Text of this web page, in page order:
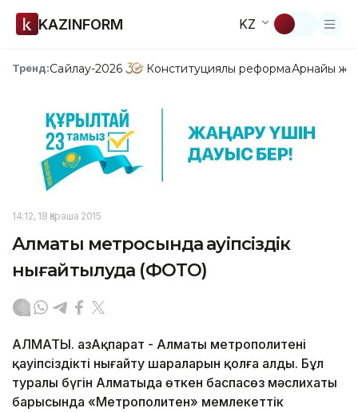
KAZINFORM KZ
Тренд:Сайлау-2026 Конституциялық реформаАрнайы
14:12, 18 Қараша 2015
Алматы метросында қауіпсіздік
нығайтылуда (ФОТО)
АЛМАТЫ. ҚазАқпарат - Алматы метрополитені
қауіпсіздікті нығайту шараларын қолға алды. Бұл
туралы бүгін Алматыда өткен баспасөз мәслихаты
барысында «Метрополитен» мемлекеттік